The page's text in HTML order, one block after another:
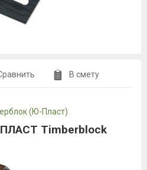
В смету
(Ю-Пласт)
Timberblock